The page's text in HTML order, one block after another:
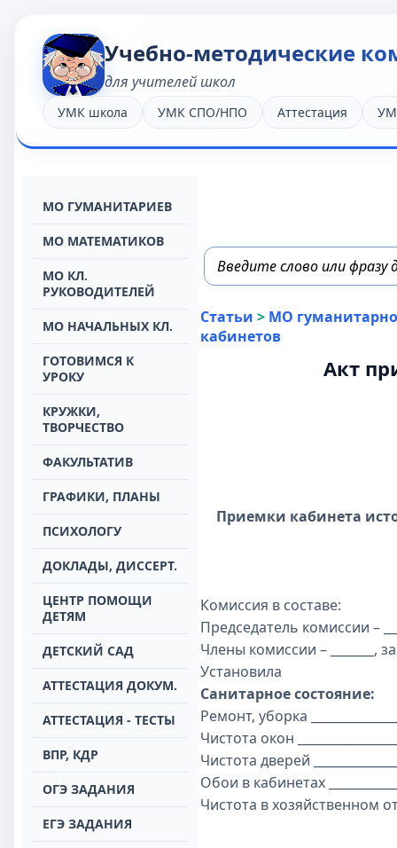
Учебно-методические
для учителей школ
УМК школа УМК СПО/НПО Аттестация
МО ГУМАНИТАРИЕВ
МО МАТЕМАТИКОВ
МО КЛ.
РУКОВОДИТЕЛЕЙ
МО НАЧАЛЬНЫХ КЛ.
ГОТОВИМСЯ К
УРОКУ
КРУЖКИ,
ТВОРЧЕСТВО
ФАКУЛЬТАТИВ
ГРАФИКИ, ПЛАНЫ
ПСИХОЛОГУ
ДОКЛАДЫ, ДИССЕРТ.
ЦЕНТР ПОМОЩИ
ДЕТЯМ
ДЕТСКИЙ САД
АТТЕСТАЦИЯ ДОКУМ.
АТТЕСТАЦИЯ - ТЕСТЫ
ВПР, КДР
ОГЭ ЗАДАНИЯ
ЕГЭ ЗАДАНИЯ
Статьи > МО
кабинетов
Акт
Приемки кабинета
Комиссия в составе:
Председатель комиссии –
Члены комиссии – _______,
Установила
Санитарное состояние:
Ремонт, уборка
Чистота окон
Чистота дверей
Обои в кабинетах
Чистота в хозяйственном